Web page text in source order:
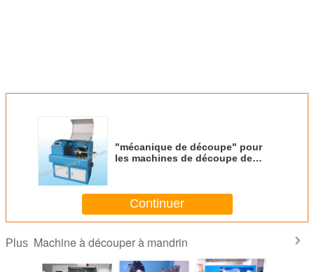
"mécanique de découpe" pour
les machines de découpe de
Continuer
Plus Machine à découper à mandrin